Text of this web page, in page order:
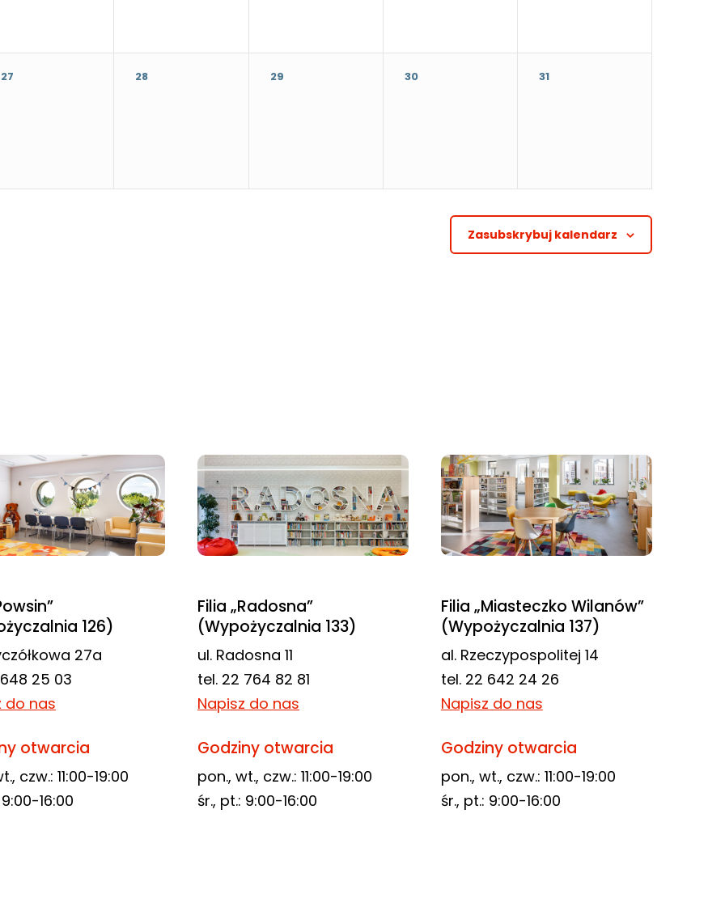
27 28 29 30 31
Zasubskrybuj kalendarz
126)
27a
25 03
do nas
otwarcia
czw.: 11:00-19:00
16:00
Filia „Radosna”
(Wypożyczalnia 133)
ul. Radosna 11
tel. 22 764 82 81
Napisz do nas
Godziny otwarcia
pon., wt., czw.: 11:00-19:00
śr., pt.: 9:00-16:00
Filia „Miasteczko Wilanów”
(Wypożyczalnia 137)
al. Rzeczypospolitej 14
tel. 22 642 24 26
Napisz do nas
Godziny otwarcia
pon., wt., czw.: 11:00-19:00
śr., pt.: 9:00-16:00